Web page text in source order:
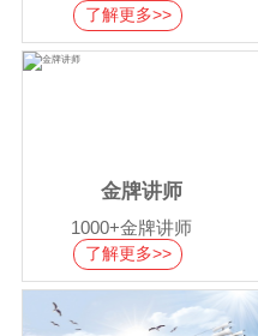
了解更多>>
金牌讲师
1000+金牌讲师
了解更多>>